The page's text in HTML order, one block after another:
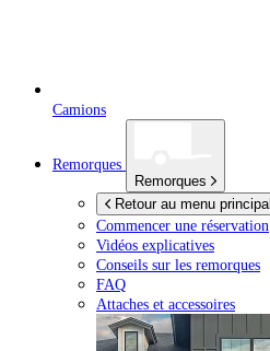
Camions
Remorques
Remorques
Retour au menu principal
Commencer une réservation
Vidéos explicatives
Conseils sur les remorques
FAQ
Attaches et accessoires